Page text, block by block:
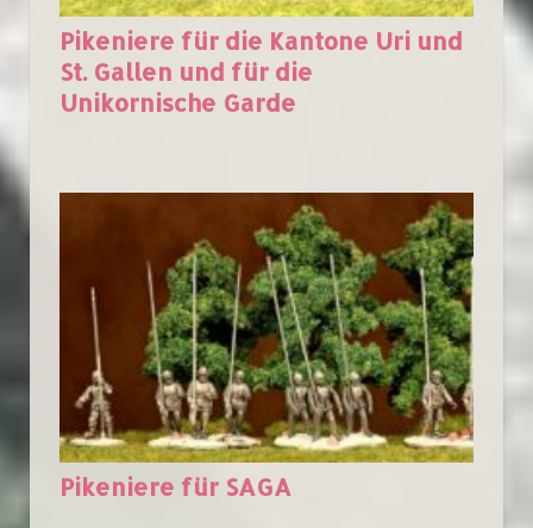
Pikeniere für die Kantone Uri und
St. Gallen und für die
Unikornische Garde
Pikeniere für SAGA